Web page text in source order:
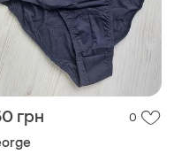
грн 0